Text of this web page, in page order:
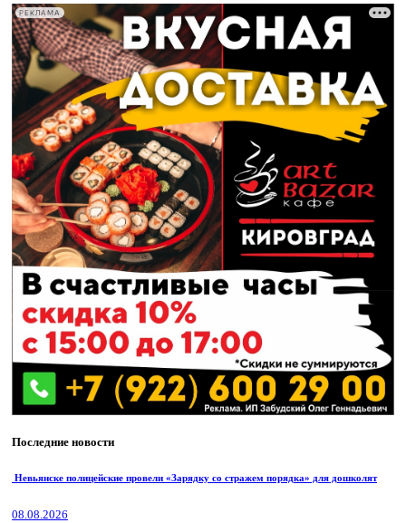
РЕКЛАМА
Последние новости
Невьянске полицейские провели «Зарядку со стражем порядка» для дошколят
08.08.2026